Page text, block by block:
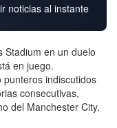
noticias al instante
Stadium en un duelo
en juego.
indiscutidos
consecutivas,
del Manchester City.